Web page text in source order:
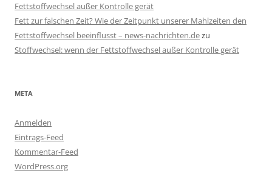
Fettstoffwechsel außer Kontrolle gerät
Fett zur falschen Zeit? Wie der Zeitpunkt unserer Mahlzeiten den
Fettstoffwechsel beeinflusst – news-nachrichten.dezu
Stoffwechsel: wenn der Fettstoffwechsel außer Kontrolle gerät
META
Anmelden
Eintrags-Feed
Kommentar-Feed
WordPress.org